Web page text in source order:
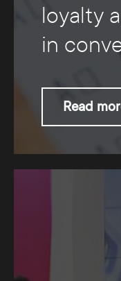
loyalty
in
Read